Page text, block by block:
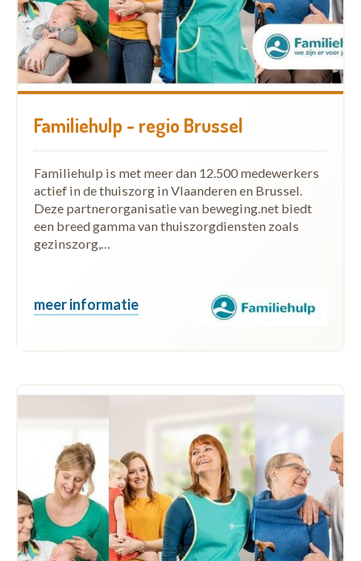
Familiehulp - regio Brussel
Familiehulp is met meer dan 12.500 medewerkers
actief in de thuiszorg in Vlaanderen en Brussel.
Deze partnerorganisatie van beweging.net biedt
een breed gamma van thuiszorgdiensten zoals
gezinszorg,…
meer informatie